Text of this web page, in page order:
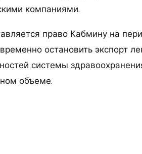
компаниями.
право Кабмину на
остановить экспорт
системы
объеме.